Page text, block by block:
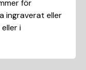
för
ingraverat eller
i